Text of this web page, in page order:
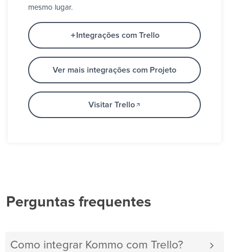
mesmo lugar.
Integrações com Trello
Ver mais integrações com Projeto
Visitar Trello
Perguntas frequentes
Como integrar Kommo com Trello?